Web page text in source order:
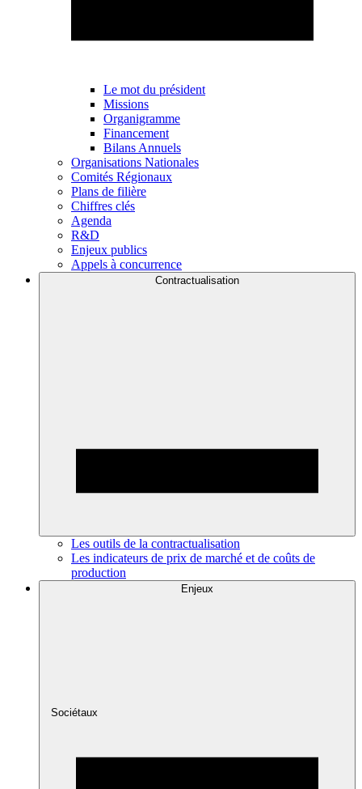
Le mot du président
Missions
Organigramme
Financement
Bilans Annuels
Organisations Nationales
Comités Régionaux
Plans de filière
Chiffres clés
Agenda
R&D
Enjeux publics
Appels à concurrence
Contractualisation
Les outils de la contractualisation
Les indicateurs de prix de marché et de coûts de
production
Enjeux
Sociétaux